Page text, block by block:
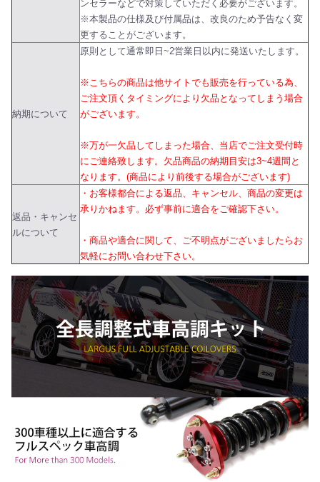
ンセラーなどで対策していただく必要がございます。
※本製品の仕様及び付属品は、改良のため予告なく変
更することがございます。
納期について
原則として通常即日~2営業日以内に発送いたします。
※こちらの商品は他サイトでも販売を行っている為、
ご注文頂くタイミングにより欠品となってしまう場合
がございます。
※万が一欠品してしまった場合、当店でご注文受付時
にご連絡致します。欠品商品の納期目安は3~4週間と
なります。(商品により前後する場合がございます)
返品・キャンセ
ルについて
・お客様都合による返品、キャンセル、商品の変更は
承りかねます。必ず事前に適合をご確認下さい。
・商品や適合に関して、ご不明点がございましたらお
気軽にお問い合わせ下さい。